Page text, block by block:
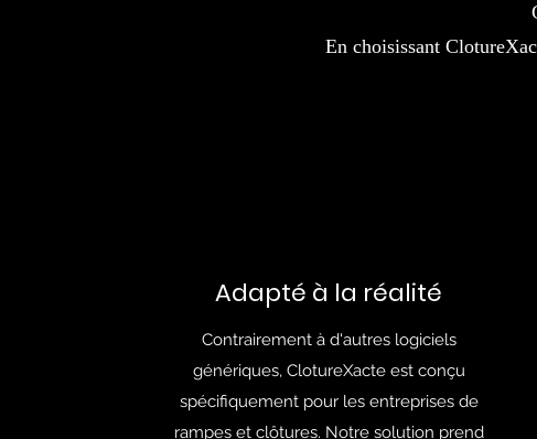
En choisissant
Adapté à la réalité
Contrairement à d'autres logiciels
génériques, ClotureXacte est conçu
spécifiquement pour les entreprises de
rampes et clôtures. Notre solution prend